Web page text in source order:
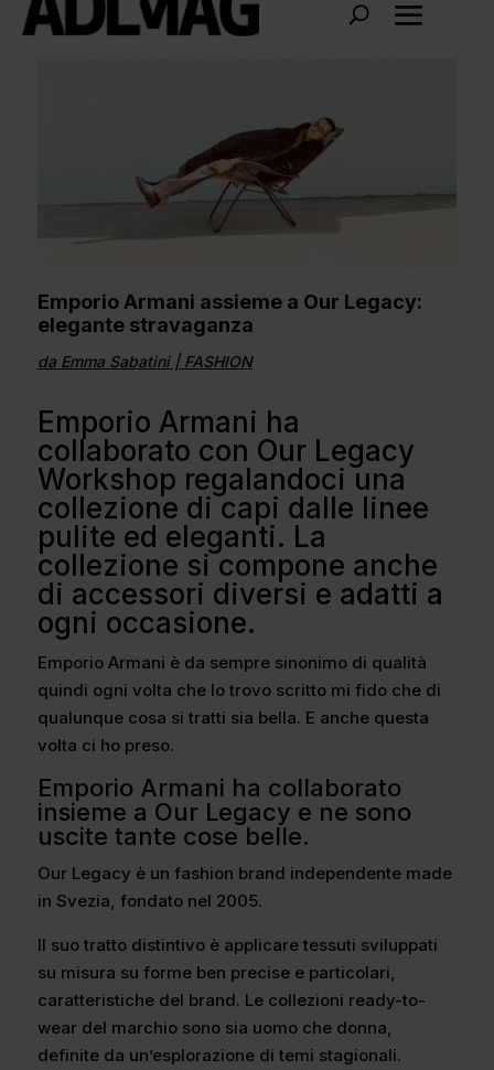
Emporio Armani assieme a Our Legacy:
elegante stravaganza
da Emma Sabatini| FASHION
Emporio Armani ha
collaborato con Our Legacy
Workshop regalandoci una
collezione di capi dalle linee
pulite ed eleganti. La
collezione si compone anche
di accessori diversi e adatti a
ogni occasione.
Emporio Armani è da sempre sinonimo di qualità
quindi ogni volta che lo trovo scritto mi fido che di
qualunque cosa si tratti sia bella. E anche questa
volta ci ho preso.
Emporio Armani ha collaborato
insieme a Our Legacy e ne sono
uscite tante cose belle.
Our Legacy è un fashion brand independente made
in Svezia, fondato nel 2005.
Il suo tratto distintivo è applicare tessuti sviluppati
su misura su forme ben precise e particolari,
caratteristiche del brand. Le collezioni ready-to-
wear del marchio sono sia uomo che donna,
definite da un’esplorazione di temi stagionali.